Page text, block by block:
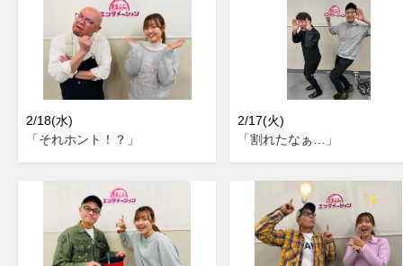
2/18(水)
「それホント！？」
2/17(火)
「割れたなぁ…」